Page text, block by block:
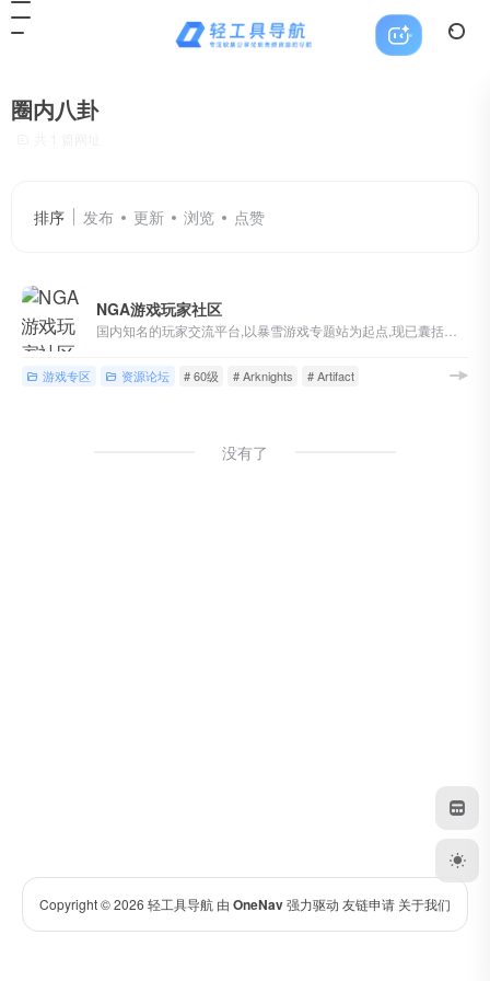
圈内八卦
排序 发布 更新 浏览 点赞
NGA游戏玩家社区
游戏专区 资源论坛 # 60级 # Arknights # Artifact
没有了
Copyright © 2026 轻工具导航 由 OneNav强力驱动 友链申请 关于我们